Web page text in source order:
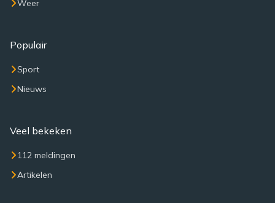
Weer
Populair
Sport
Nieuws
Veel bekeken
112 meldingen
Artikelen